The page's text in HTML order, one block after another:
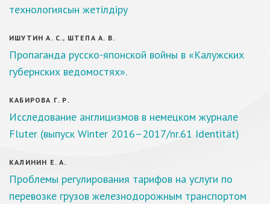
технологиясын жетілдіру
ИШУТИН А. С., ШТЕПА А. В.
Пропаганда русско-японской войны в «Калужских
губернских ведомостях».
КАБИРОВА Г. Р.
Исследование англицизмов в немецком журнале
Fluter (выпуск Winter 2016–2017/nr.61 Identität)
КАЛИНИН Е. А.
Проблемы регулирования тарифов на услуги по
перевозке грузов железнодорожным транспортом